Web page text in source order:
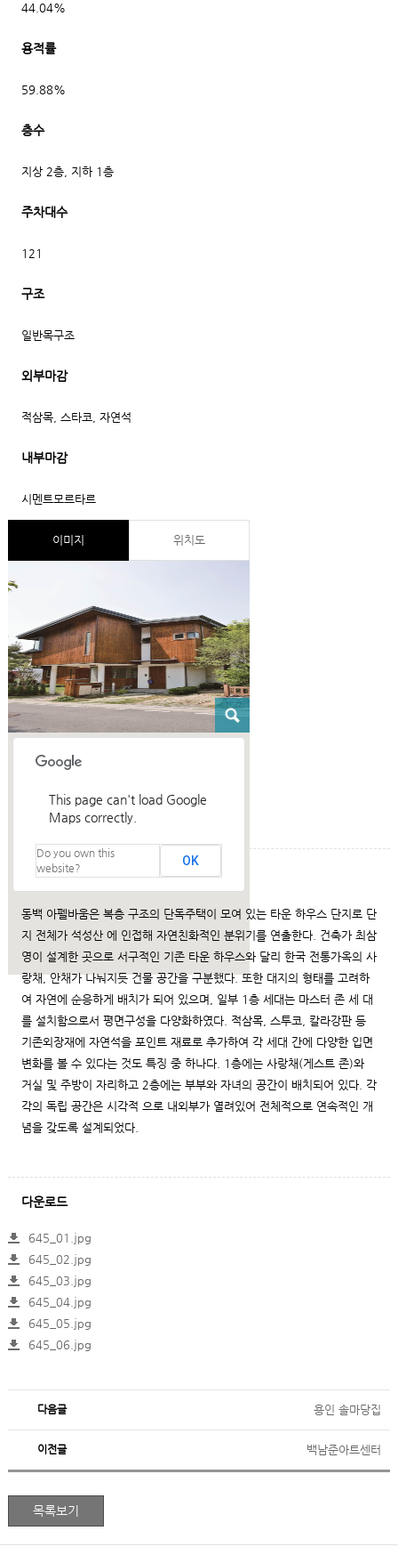
44.04%
용적률
59.88%
층수
지상 2층, 지하 1층
주차대수
121
구조
일반목구조
외부마감
적삼목, 스타코, 자연석
내부마감
시멘트모르타르
이미지 위치도
This page can't load Google
Maps correctly.
Do you own this
website?
OK
건축설명
동백 아펠바움은 복층 구조의 단독주택이 모여 있는 타운 하우스 단지로 단
지 전체가 석성산 에 인접해 자연친화적인 분위기를 연출한다. 건축가 최삼
영이 설계한 곳으로 서구적인 기존 타운 하우스와 달리 한국 전통가옥의 사
랑채, 안채가 나눠지듯 건물 공간을 구분했다. 또한 대지의 형태를 고려하
여 자연에 순응하게 배치가 되어 있으며, 일부 1층 세대는 마스터 존 세 대
를 설치함으로서 평면구성을 다양화하였다. 적삼목, 스투코, 칼라강판 등
기존외장재에 자연석을 포인트 재료로 추가하여 각 세대 간에 다양한 입면
변화를 볼 수 있다는 것도 특징 중 하나다. 1층에는 사랑채(게스트 존)와
거실 및 주방이 자리하고 2층에는 부부와 자녀의 공간이 배치되어 있다. 각
각의 독립 공간은 시각적 으로 내외부가 열려있어 전체적으로 연속적인 개
념을 갖도록 설계되었다.
다운로드
645_01.jpg
645_02.jpg
645_03.jpg
645_04.jpg
645_05.jpg
645_06.jpg
다음글 용인 솔마당집
이전글 백남준아트센터